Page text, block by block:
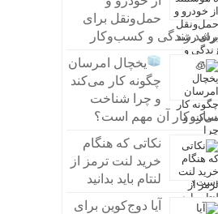
حمل‌ونقل برای
رشد زندگی و کسب‌وکار
یخچال امرسان
چگونه کار می‌کند
و چرا شناخت
سازوکار آن مهم است؟
نکاتی که هنگام
خرید لنت ترمز از
لنتام باید بدانید
آیا دوج‌کوین برای